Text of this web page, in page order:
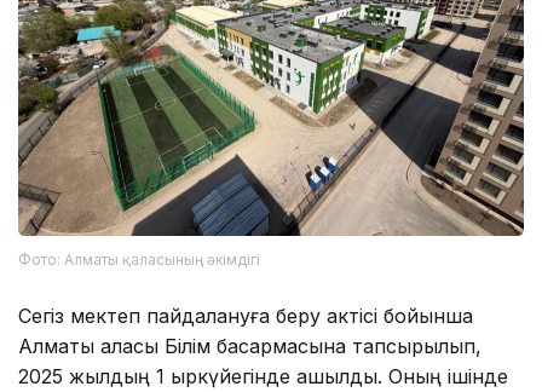
Фото: Алматы қаласының әкімдігі
Сегіз мектеп пайдалануға беру актісі бойынша
Алматы қаласы Білім басқармасына тапсырылып,
2025 жылдың 1 қыркүйегінде ашылды. Оның ішінде